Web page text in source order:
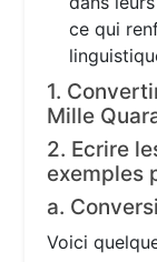
ce qui
1.
Mille
2. Ecrire
exemples
a.
Voici